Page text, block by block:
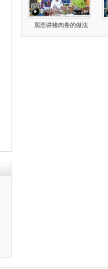
屈浩讲猪肉卷的做法